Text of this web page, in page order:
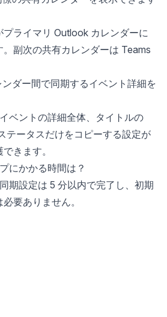
ライマリ Outlook カレンダーに
副次の共有カレンダーは Teams
ダー間で同期するイベント詳細を
ベントの詳細全体、タイトルの
テータスだけをコピーする設定が
きます。
にかかる時間は？
期設定は 5 分以内で完了し、初期
要ありません。